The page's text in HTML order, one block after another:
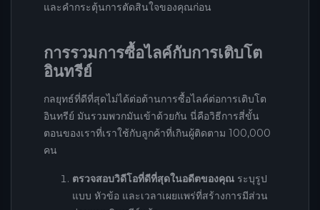
และคำกระตุ้นการตัดสินใจของคุณก่อน
การรวมการซื้อไลค์กับการเติบโต
อินทรีย์
กลยุทธ์ที่ดีที่สุดไม่ได้ต่อต้านการซื้อไลค์ต่อการเติบโต
อินทรีย์ มันรวมพวกมันเข้าด้วยกัน นี่คือวิธีการสี่ขั้น
ตอนของเราที่เราใช้กับลูกค้าที่เกินผู้ติดตาม 100,000
คน
ตรวจสอบวิดีโอที่ดีที่สุดในอดีตของคุณ ระบุรูป
แบบ หัวข้อ และเวลาเผยแพร่ที่สร้างการมีส่วน